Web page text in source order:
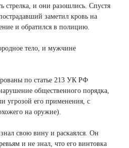
стрелка, и они разошлись. Спустя
заметил кровь на
и обратился в полицию.
тело, и мужчине
по статье 213 УК РФ
общественного порядка,
угрозой его применения, с
на оружие).
свою вину и раскаялся. Он
и не знал, что его винтовка